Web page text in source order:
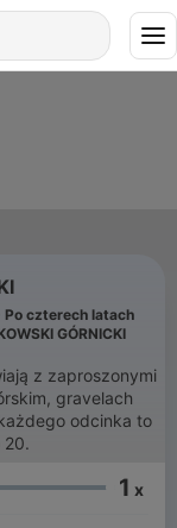
Po czterech latach
GÓRNICKI
z zaproszonymi
gravelach
odcinka to
20.
1 x